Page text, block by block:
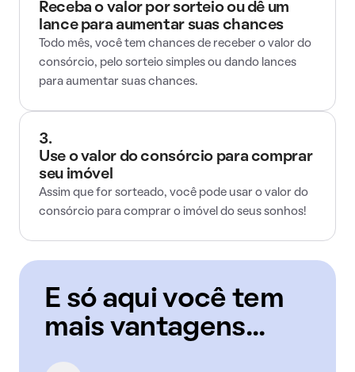
Receba o valor por sorteio ou dê um
lance para aumentar suas chances
Todo mês, você tem chances de receber o valor do
consórcio, pelo sorteio simples ou dando lances
para aumentar suas chances.
3.
Use o valor do consórcio para comprar
seu imóvel
Assim que for sorteado, você pode usar o valor do
consórcio para comprar o imóvel do seus sonhos!
E só aqui você tem
mais vantagens...